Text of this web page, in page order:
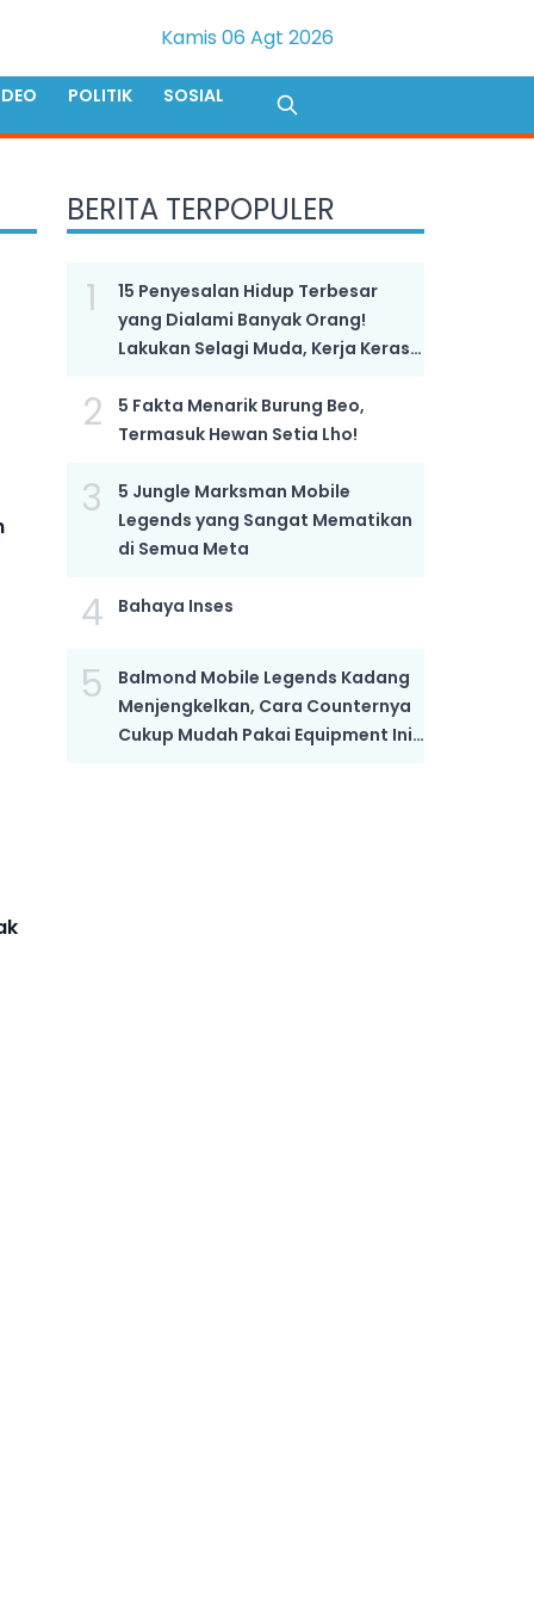
Kamis 06 Agt 2026
POLITIK SOSIAL
BERITA TERPOPULER
1
15 Penyesalan Hidup Terbesar
yang Dialami Banyak Orang!
Lakukan Selagi Muda, Kerja Keras
2
5 Fakta Menarik Burung Beo,
Termasuk Hewan Setia Lho!
3
5 Jungle Marksman Mobile
Legends yang Sangat Mematikan
di Semua Meta
4 Bahaya Inses
5
Balmond Mobile Legends Kadang
Menjengkelkan, Cara Counternya
Cukup Mudah Pakai Equipment Ini,